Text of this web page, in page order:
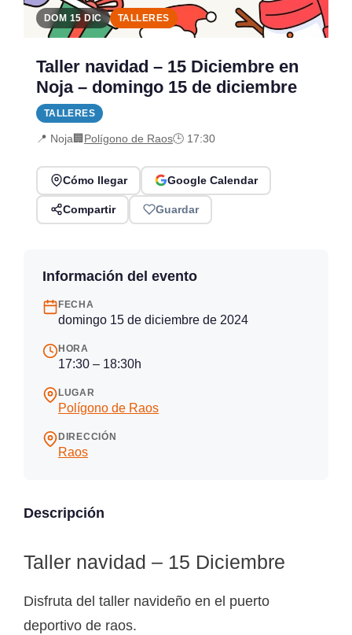
DOM 15 DIC TALLERES
Taller navidad – 15 Diciembre en
Noja – domingo 15 de diciembre
TALLERES
📍 Noja🏢 Polígono de Raos🕒 17:30
Cómo llegar Google Calendar
Compartir Guardar
Información del evento
FECHA
domingo 15 de diciembre de 2024
HORA
17:30 – 18:30h
LUGAR
Polígono de Raos
DIRECCIÓN
Raos
Descripción
Taller navidad – 15 Diciembre
Disfruta del taller navideño en el puerto
deportivo de raos.